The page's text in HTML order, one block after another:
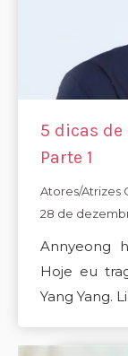
5 dicas de
Parte 1
Atores/Atrizes
28 de
Annyeong
Hoje eu
Yang Yang.